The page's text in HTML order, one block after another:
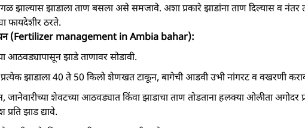
झाल्यास झाडाला ताण बसला असे समजावे. अशा प्रकारे झाडांना ताण दिल्यास व नंतर
फायदेशीर ठरते.
(Fertilizer management in Ambia bahar):
आठवड्यापासून झाडे ताणावर सोडावी.
झाडाला 40 ते 50 किलो शेणखत टाकून, बागेची आडवी उभी नांगरट व वखरणी
शेवटच्या आठवड्यात किंवा झाडाचा ताण तोडताना हलक्या ओलीता अगोदर
झाड द्यावे.